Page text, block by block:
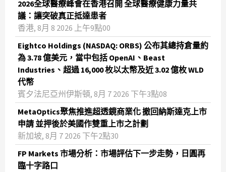
2026全球醫療峰會在香港召開 全球醫療健康力量共
議：讓突破真正抵達患者
香港, 8月 8 2026 上午9點00
Eightco Holdings (NASDAQ: ORBS) 公布其總持倉量約
為 3.78 億美元，當中包括 OpenAI、Beast
Industries、超過 16,000 枚以太幣及近 3.02 億枚 WLD
代幣
賓夕法尼亞州伊斯頓, 8月 7 2026 下午3點08
MetaOptics聚焦推進超透鏡商業化 撤回納斯達克上市
申請 並押後於美國作雙重上市之計劃
新加坡, 8月 7 2026 下午2點30
FP Markets 市場分析：市場評估下一步走勢，日圓再
臨十字路口